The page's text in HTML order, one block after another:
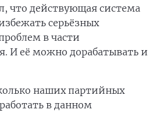
что действующая система
серьёзных
в части
И её можно дорабатывать и
наших партийных
в данном